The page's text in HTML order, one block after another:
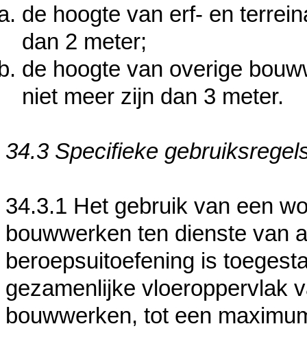
de hoogte van erf- en
dan 2 meter;
de hoogte van overige
niet meer zijn dan 3 meter.
34.3 Specifieke
34.3.1 Het gebruik van een
bouwwerken ten dienste van
beroepsuitoefening is
gezamenlijke vloeroppervlak
bouwwerken, tot een